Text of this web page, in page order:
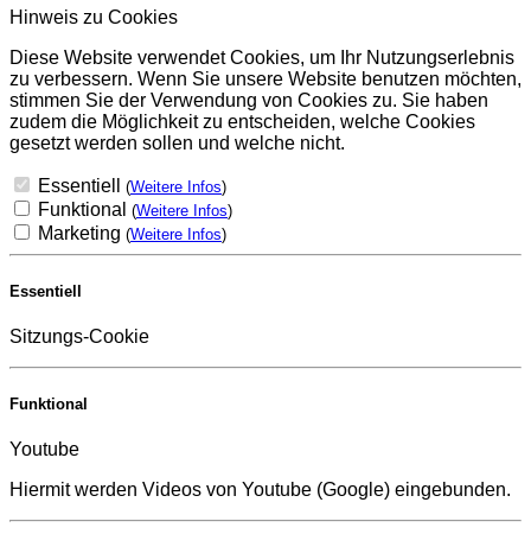
Hinweis zu Cookies
Diese Website verwendet Cookies, um Ihr Nutzungserlebnis
zu verbessern. Wenn Sie unsere Website benutzen möchten,
stimmen Sie der Verwendung von Cookies zu. Sie haben
zudem die Möglichkeit zu entscheiden, welche Cookies
gesetzt werden sollen und welche nicht.
Essentiell (Weitere Infos)
Funktional (Weitere Infos)
Marketing (Weitere Infos)
Essentiell
Sitzungs-Cookie
Funktional
Youtube
Hiermit werden Videos von Youtube (Google) eingebunden.